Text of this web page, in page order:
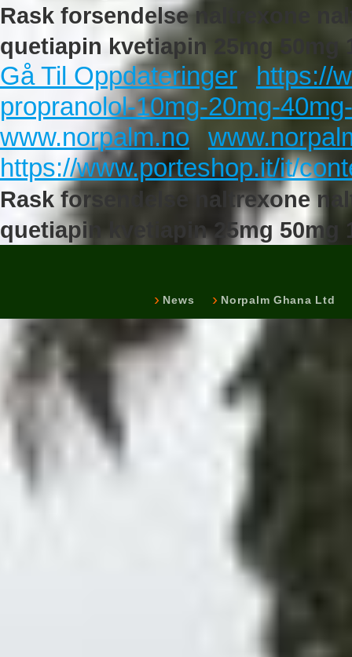
Rask forsendelse naltrexone
quetiapin kvetiapin 25mg 50mg
Gå Til Oppdateringer
https://
propranolol-10mg-20mg-
www.norpalm.no
https://www.porteshop.it/it/
Rask forsendelse naltrexone
quetiapin kvetiapin 25mg 50mg
News Norpalm Ghana Ltd